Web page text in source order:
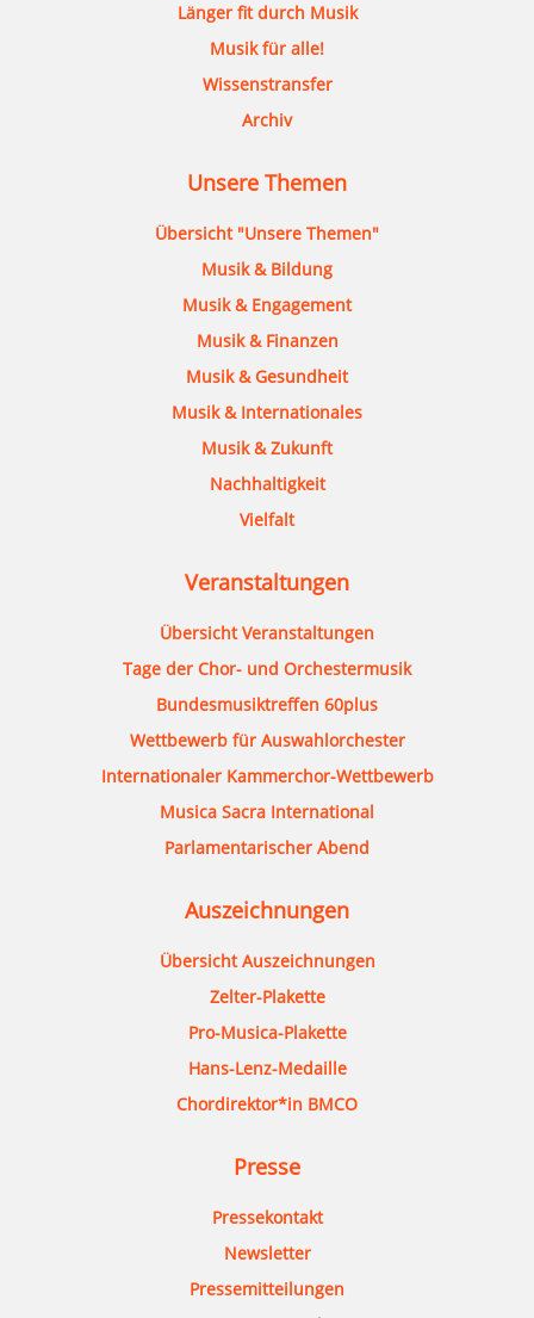
Länger fit durch Musik
Musik für alle!
Wissenstransfer
Archiv
Unsere Themen
Übersicht "Unsere Themen"
Musik & Bildung
Musik & Engagement
Musik & Finanzen
Musik & Gesundheit
Musik & Internationales
Musik & Zukunft
Nachhaltigkeit
Vielfalt
Veranstaltungen
Übersicht Veranstaltungen
Tage der Chor- und Orchestermusik
Bundesmusiktreffen 60plus
Wettbewerb für Auswahlorchester
Internationaler Kammerchor-Wettbewerb
Musica Sacra International
Parlamentarischer Abend
Auszeichnungen
Übersicht Auszeichnungen
Zelter-Plakette
Pro-Musica-Plakette
Hans-Lenz-Medaille
Chordirektor*in BMCO
Presse
Pressekontakt
Newsletter
Pressemitteilungen